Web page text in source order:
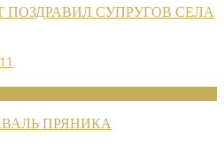
СУПРУГОВ СЕЛА
ПРЯНИКА